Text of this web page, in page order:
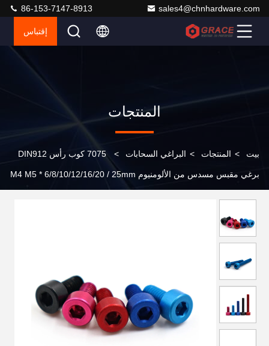
sales4@chnhardware.com
86-153-7147-8913
إقتباس
المنتجات
بيت > المنتجات > البراغي السحابات > 7075 كوب رأس DIN912
برغي مقبس مسدس من الألومنيوم M4 M5 * 6/8/10/12/16/20 / 25mm